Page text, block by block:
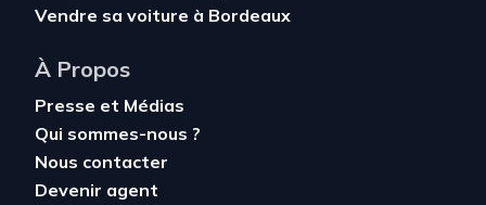
Vendre sa voiture à Bordeaux
À Propos
Presse et Médias
Qui sommes-nous ?
Nous contacter
Devenir agent